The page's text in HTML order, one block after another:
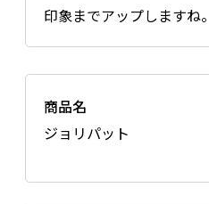
印象までアップしますね。
商品名
ジョリパット